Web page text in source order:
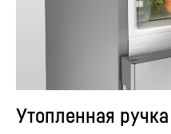
Утопленная ручка